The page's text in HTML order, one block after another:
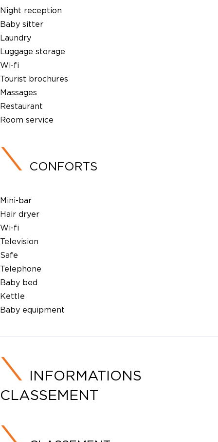
Night reception
Baby sitter
Laundry
Luggage storage
Wi-fi
Tourist brochures
Massages
Restaurant
Room service
CONFORTS
Mini-bar
Hair dryer
Wi-fi
Television
Safe
Telephone
Baby bed
Kettle
Baby equipment
INFORMATIONS
CLASSEMENT